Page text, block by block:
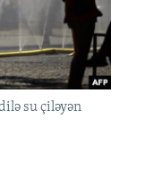
su çiləyən